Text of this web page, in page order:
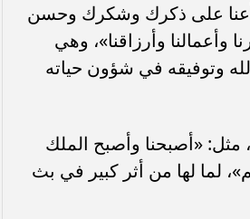
أعنا على ذكرك وشكرك وحسن
وأعمالنا وأرزاقنا»، وهي
وتوفيقه في شؤون حياته
مثل: «أصبحنا وأصبح الملك
لما لها من أثر كبير في بث